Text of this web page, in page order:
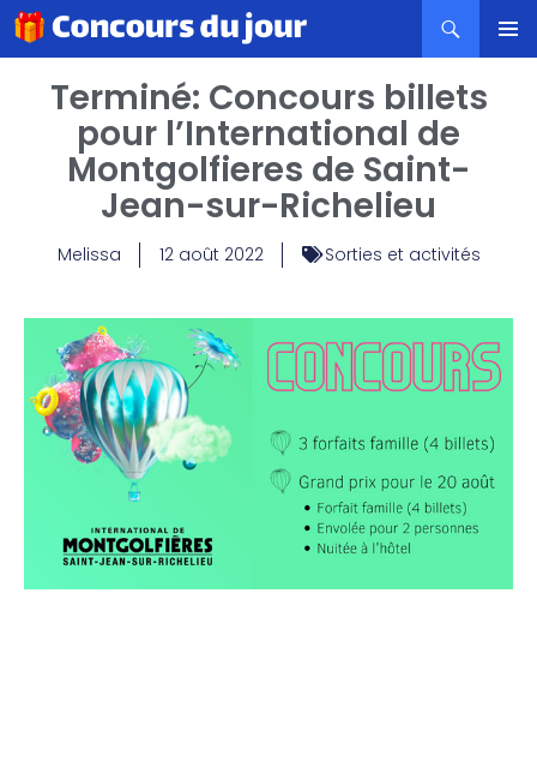
Terminé: Concours billets
pour l’International de
Montgolfieres de Saint-
Jean-sur-Richelieu
Melissa 12 août 2022 Sorties et activités